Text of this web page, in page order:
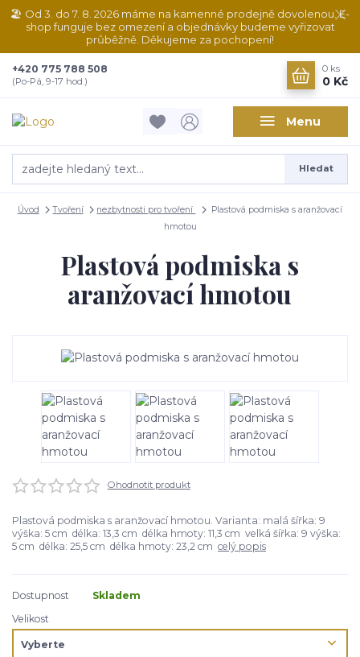
🏖️ Od 3. do 7. 8. 2026 máme na kamenné prodejně dovolenou. E-
shop funguje bez omezení a objednávky budeme vyřizovat
průběžně. Děkujeme za pochopení!
Menu
Hledat
+420 775 788 508
(Po-Pá, 9-17 hod.)
0 ks
0 Kč
Úvod Tvoření nezbytnosti pro tvoření
Plastová podmiska s aranžovací
hmotou
Plastová podmiska s
aranžovací hmotou
Ohodnotit produkt
Plastová podmiska s aranžovací hmotou. Varianta: malá šířka: 9
výška: 5 cm délka: 13,3 cm délka hmoty: 11,3 cm velká šířka: 9 výška:
5 cm délka: 25,5 cm délka hmoty: 23,2 cm celý popis
Dostupnost
Skladem
Velikost